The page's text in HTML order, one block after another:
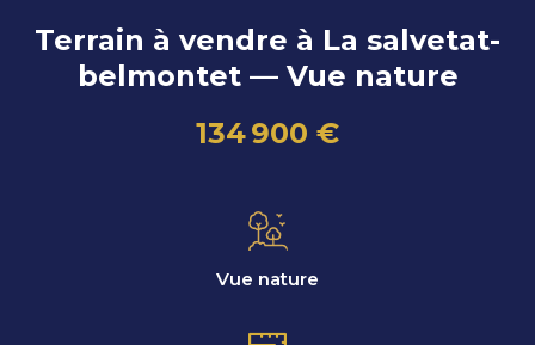
Terrain à vendre à La salvetat-
belmontet — Vue nature
134 900 €
Vue nature